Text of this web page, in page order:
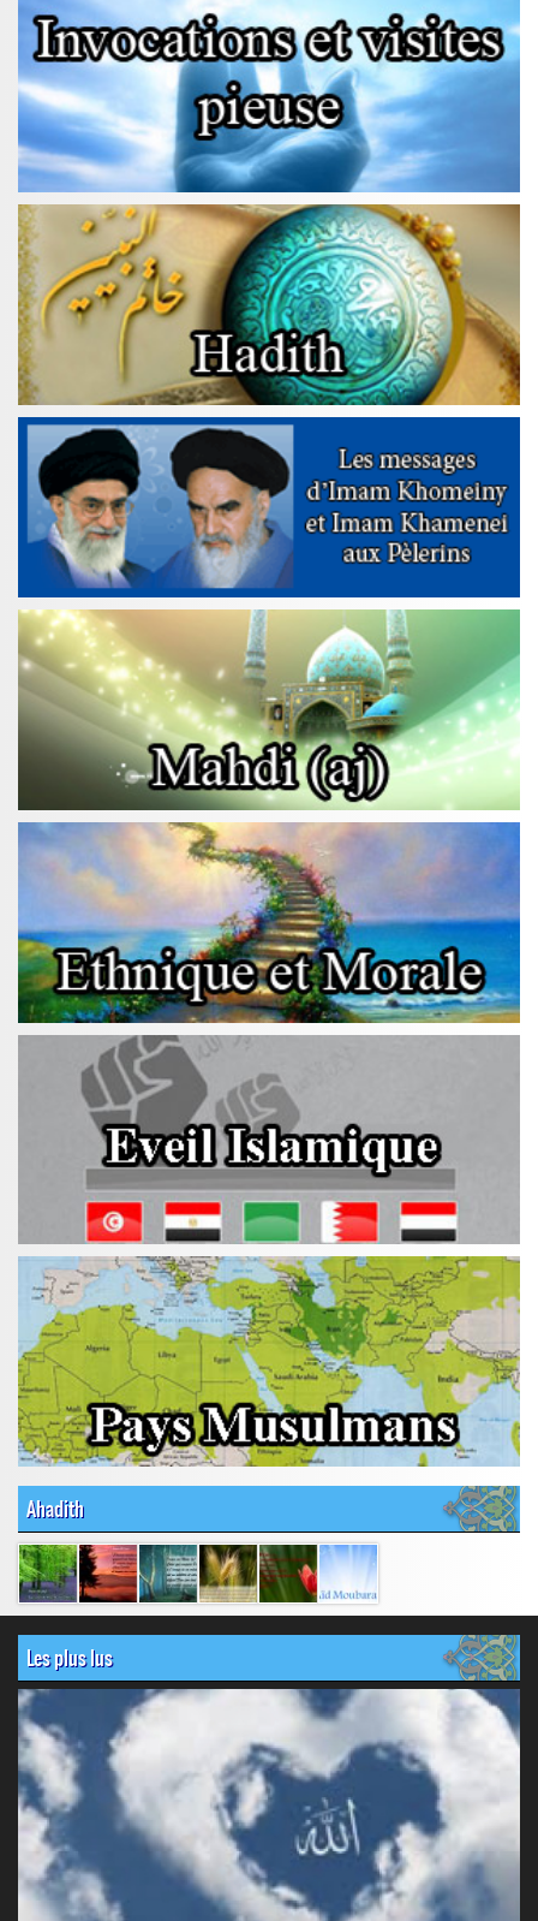
Ahadith
Les plus lus